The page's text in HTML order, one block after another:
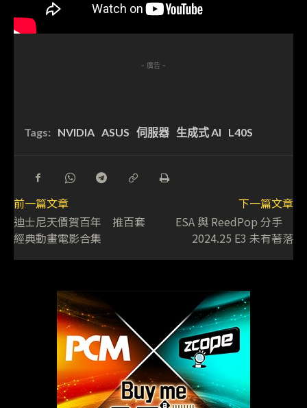
- 廣告 -
Tags: NVIDIA ASUS 伺服器 生成式 AI L40S
前一篇文章
迪士尼天價賀百年 推百套
經典動畫電影合集
下一篇文章
ESA 與 ReedPop 分手
2024.25 E3 未有著落